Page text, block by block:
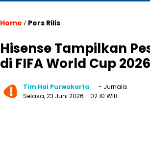
Home / Pers Rilis
Hisense Tampilkan
di FIFA World Cup
Tim Hai Purwakarta
- Jurnalis
Selasa, 23 Juni 2026 - 02:10 WIB